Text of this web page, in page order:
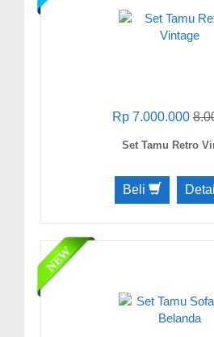
Rp 7.000.000
Set Tamu Retro
Beli